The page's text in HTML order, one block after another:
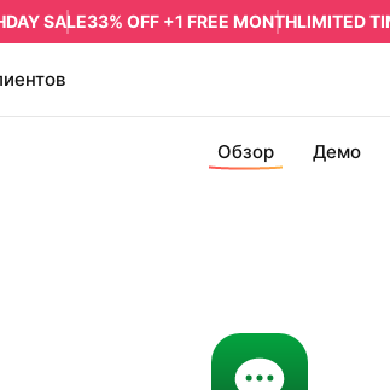
SALE33% OFF +1 FREE MONTHLIMITED
Обзор Демо